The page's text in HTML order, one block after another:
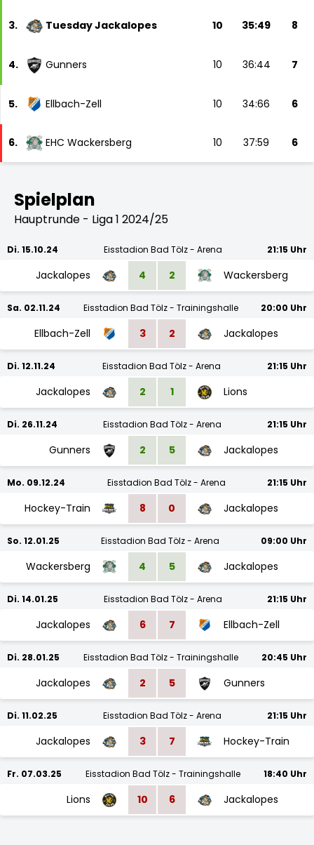
3. Tuesday Jackalopes 10 35:49 8
4. Gunners 10 36:44 7
5. Ellbach-Zell 10 34:66 6
6. EHC Wackersberg 10 37:59 6
Spielplan
Hauptrunde - Liga 1 2024/25
Di. 15.10.24 Eisstadion Bad Tölz - Arena 21:15 Uhr
Jackalopes 4 2 Wackersberg
Sa. 02.11.24 Eisstadion Bad Tölz - Trainingshalle 20:00 Uhr
Ellbach-Zell 3 2 Jackalopes
Di. 12.11.24 Eisstadion Bad Tölz - Arena 21:15 Uhr
Jackalopes 2 1 Lions
Di. 26.11.24 Eisstadion Bad Tölz - Arena 21:15 Uhr
Gunners 2 5 Jackalopes
Mo. 09.12.24 Eisstadion Bad Tölz - Arena 21:15 Uhr
Hockey-Train 8 0 Jackalopes
So. 12.01.25 Eisstadion Bad Tölz - Arena 09:00 Uhr
Wackersberg 4 5 Jackalopes
Di. 14.01.25 Eisstadion Bad Tölz - Arena 21:15 Uhr
Jackalopes 6 7 Ellbach-Zell
Di. 28.01.25 Eisstadion Bad Tölz - Trainingshalle 20:45 Uhr
Jackalopes 2 5 Gunners
Di. 11.02.25 Eisstadion Bad Tölz - Arena 21:15 Uhr
Jackalopes 3 7 Hockey-Train
Fr. 07.03.25 Eisstadion Bad Tölz - Trainingshalle 18:40 Uhr
Lions 10 6 Jackalopes